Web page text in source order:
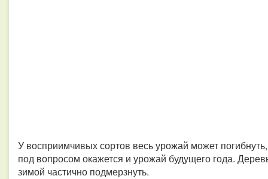
У восприимчивых сортов весь урожай может
под вопросом окажется и урожай будущего года.
зимой частично подмерзнуть.